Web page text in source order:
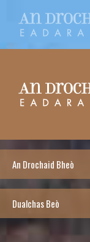
An Drochaid Bheò
Dualchas Beò